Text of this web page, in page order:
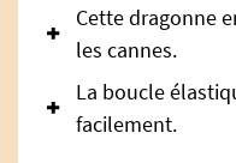
Cette dragonne
les cannes.
La boucle
facilement.